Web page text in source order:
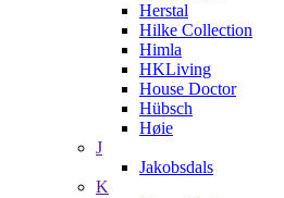
Herstal
Hilke Collection
Himla
HKLiving
House Doctor
Hübsch
Høie
J
Jakobsdals
K